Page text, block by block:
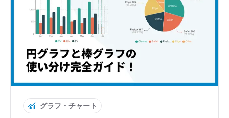
グラフ・チャート